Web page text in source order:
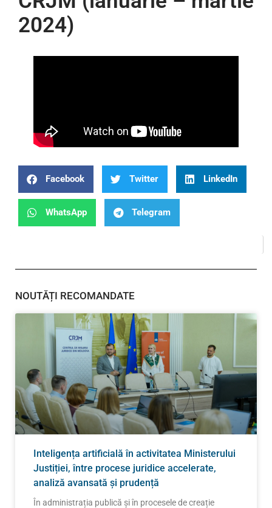
2024)
Facebook Twitter LinkedIn
WhatsApp Telegram
NOUTĂȚI RECOMANDATE
Inteligența artificială în activitatea Ministerului
Justiției, între procese juridice accelerate,
analiză avansată și prudență
În administrația publică și în procesele de creație